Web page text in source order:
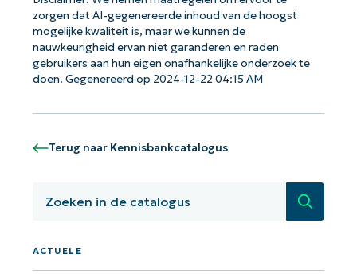
zorgen dat AI-gegenereerde inhoud van de hoogst
mogelijke kwaliteit is, maar we kunnen de
nauwkeurigheid ervan niet garanderen en raden
gebruikers aan hun eigen onafhankelijke onderzoek te
doen. Gegenereerd op 2024-12-22 04:15 AM
Terug naar Kennisbankcatalogus
Zoeken
ACTUELE
Aan de slag met NinjaOne AI-
gestuurde KB-analyses!
and